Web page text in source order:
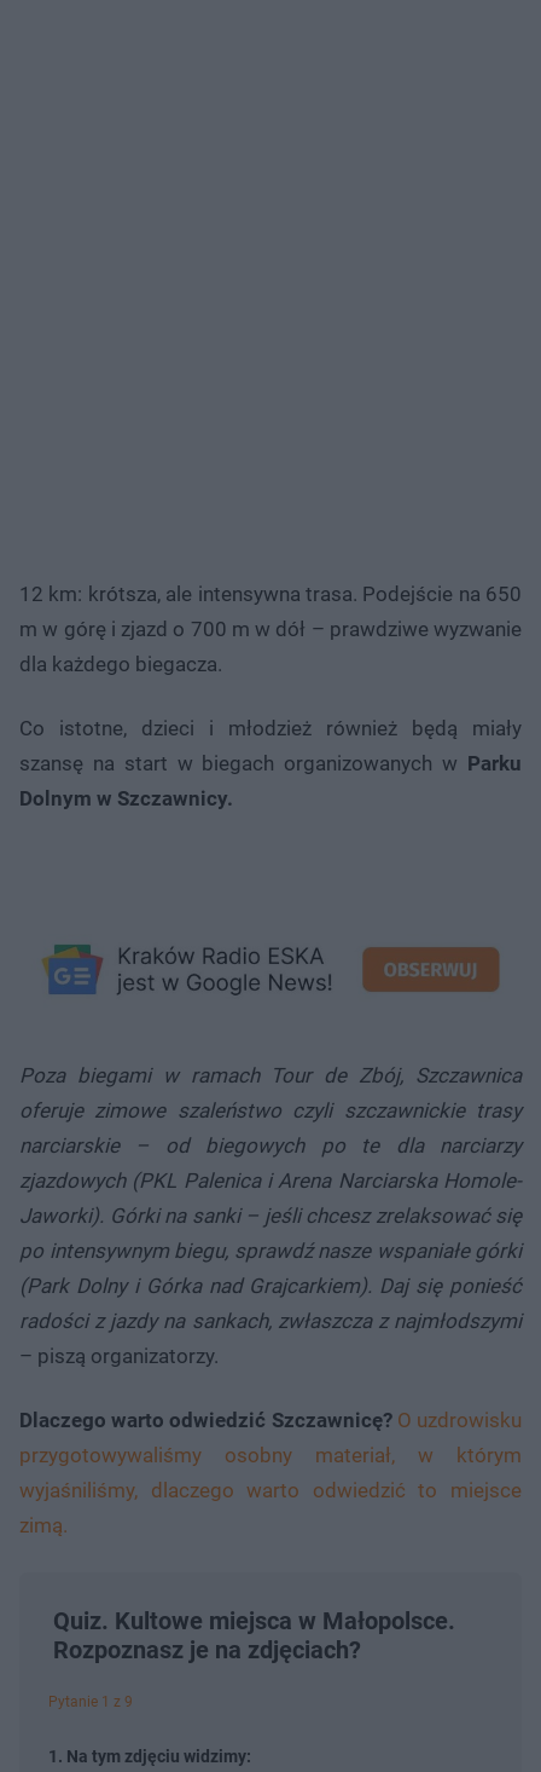
12 km: krótsza, ale intensywna trasa. Podejście na 650
m w górę i zjazd o 700 m w dół – prawdziwe wyzwanie
dla każdego biegacza.
Co istotne, dzieci i młodzież również będą miały
szansę na start w biegach organizowanych w Parku
Dolnym w Szczawnicy.
Poza biegami w ramach Tour de Zbój, Szczawnica
oferuje zimowe szaleństwo czyli szczawnickie trasy
narciarskie – od biegowych po te dla narciarzy
zjazdowych (PKL Palenica i Arena Narciarska Homole-
Jaworki). Górki na sanki – jeśli chcesz zrelaksować się
po intensywnym biegu, sprawdź nasze wspaniałe górki
(Park Dolny i Górka nad Grajcarkiem). Daj się ponieść
radości z jazdy na sankach, zwłaszcza z najmłodszymi
– piszą organizatorzy.
Dlaczego warto odwiedzić Szczawnicę? O uzdrowisku
przygotowywaliśmy osobny materiał, w którym
wyjaśniliśmy, dlaczego warto odwiedzić to miejsce
zimą.
Quiz. Kultowe miejsca w Małopolsce.
Rozpoznasz je na zdjęciach?
Pytanie 1 z 9
1. Na tym zdjęciu widzimy: